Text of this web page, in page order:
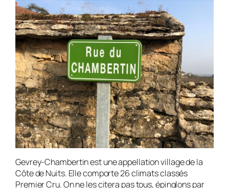
Gevrey-Chambertin est une appellation village de la
Côte de Nuits. Elle comporte 26 climats classés
Premier Cru. On ne les citera pas tous, épinglons par